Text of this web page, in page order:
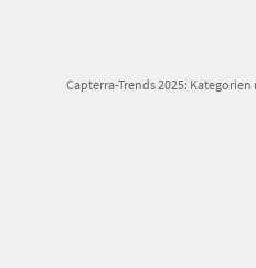
Capterra-Trends 2025: